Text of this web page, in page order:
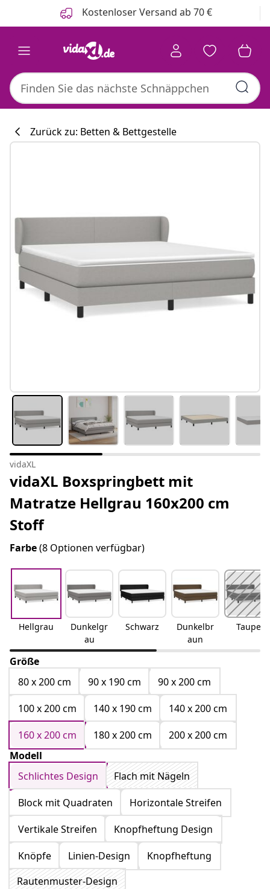
Kostenloser Versand ab 70 €
Zurück zu: Betten & Bettgestelle
vidaXL
vidaXL Boxspringbett mit
Matratze Hellgrau 160x200 cm
Stoff
Farbe(8 Optionen verfügbar)
Hellgrau
Dunkelgr
au
Schwarz
Dunkelbr
aun
Taupe
Größe
80 x 200 cm
90 x 190 cm
90 x 200 cm
100 x 200 cm
140 x 190 cm
140 x 200 cm
160 x 200 cm
180 x 200 cm
200 x 200 cm
Modell
Schlichtes Design
Flach mit Nägeln
Block mit Quadraten
Horizontale Streifen
Vertikale Streifen
Knopfheftung Design
Knöpfe
Linien-Design
Knopfheftung
Rautenmuster-Design